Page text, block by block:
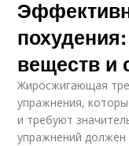
веществ и
Жиросжигающая
упражнения,
и требуют
упражнений должен